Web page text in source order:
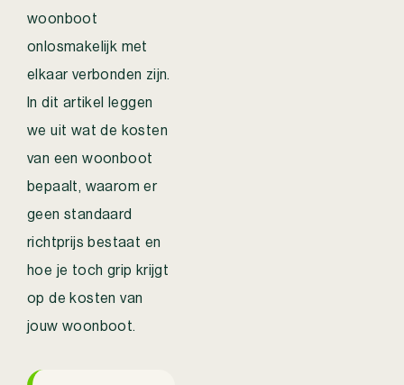
woonboot
onlosmakelijk met
elkaar verbonden zijn.
In dit artikel leggen
we uit wat de kosten
van een woonboot
bepaalt, waarom er
geen standaard
richtprijs bestaat en
hoe je toch grip krijgt
op de kosten van
jouw woonboot.